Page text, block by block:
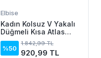
Elbise
Kadın Kolsuz V Yakalı
Düğmeli Kısa Atlas
Elbise
%50
1.842,99 TL
920,99 TL